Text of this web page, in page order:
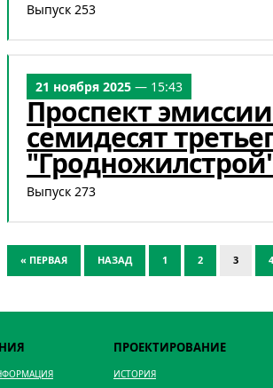
Выпуск 253
21 ноября 2025 — 15:43
Проспект
семидесят
Выпуск 273
« ПЕРВАЯ НАЗАД 1 2 3 4
ПРОЕКТИРОВАНИЕ
ИСТОРИЯ